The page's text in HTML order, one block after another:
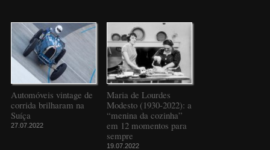
Automóveis vintage de
corrida brilharam na
Suíça
27.07.2022
Maria de Lourdes
Modesto (1930-2022): a
“menina da cozinha”
em 12 momentos para
sempre
19.07.2022